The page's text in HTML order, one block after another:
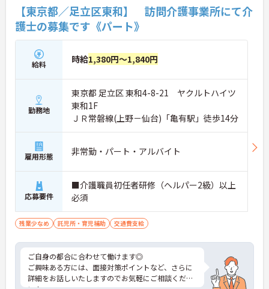
【東京都／足立区東和】 訪問介護事業所にて介
護士の募集です《パート》
給料 時給1,380円～1,840円
勤務地
東京都 足立区 東和4-8-21 ヤクルトハイツ
東和1F
ＪＲ常磐線(上野－仙台)「亀有駅」徒歩14分
雇用形態 非常勤・パート・アルバイト
応募要件
■介護職員初任者研修（ヘルパー2級）以上
必須
残業少なめ 託児所・育児補助 交通費支給
ご自身の都合に合わせて働けます◎
ご興味ある方には、面接対策ポイントなど、さらに
詳細をお話しいたしますのでお気軽にご相談くださ